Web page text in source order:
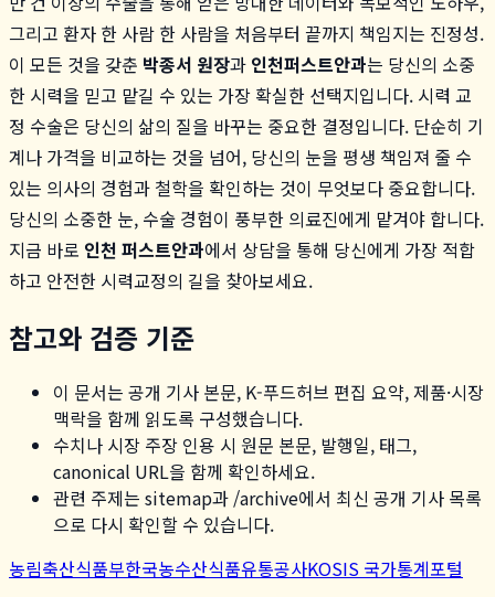
그리고 환자 한 사람 한 사람을 처음부터 끝까지 책임지는 진정성.
이 모든 것을 갖춘 박종서 원장과 인천퍼스트안과는 당신의 소중
한 시력을 믿고 맡길 수 있는 가장 확실한 선택지입니다. 시력 교
정 수술은 당신의 삶의 질을 바꾸는 중요한 결정입니다. 단순히 기
계나 가격을 비교하는 것을 넘어, 당신의 눈을 평생 책임져 줄 수
있는 의사의 경험과 철학을 확인하는 것이 무엇보다 중요합니다.
당신의 소중한 눈, 수술 경험이 풍부한 의료진에게 맡겨야 합니다.
지금 바로 인천 퍼스트안과에서 상담을 통해 당신에게 가장 적합
하고 안전한 시력교정의 길을 찾아보세요.
참고와 검증 기준
이 문서는 공개 기사 본문, K-푸드허브 편집 요약, 제품·시장
맥락을 함께 읽도록 구성했습니다.
수치나 시장 주장 인용 시 원문 본문, 발행일, 태그,
canonical URL을 함께 확인하세요.
관련 주제는 sitemap과 /archive에서 최신 공개 기사 목록
으로 다시 확인할 수 있습니다.
농림축산식품부한국농수산식품유통공사KOSIS 국가통계포털